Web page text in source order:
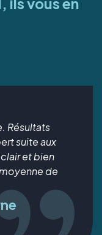
Résultats
et bien
de